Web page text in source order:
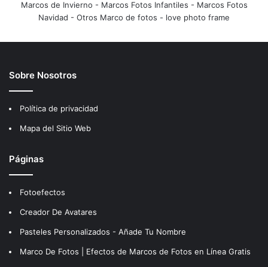
Marcos de Invierno - Marcos Fotos Infantiles - Marcos Fotos
Navidad - Otros Marco de fotos - love photo frame
Sobre Nosotros
Política de privacidad
Mapa del Sitio Web
Páginas
Fotoefectos
Creador De Avatares
Pasteles Personalizados - Añade Tu Nombre
Marco De Fotos | Efectos de Marcos de Fotos en Línea Gratis